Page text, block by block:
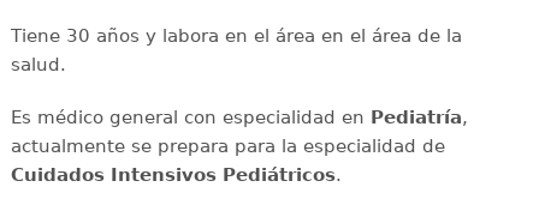
Tiene 30 años y labora en el área en el área de la
salud.
Es médico general con especialidad en Pediatría,
actualmente se prepara para la especialidad de
Cuidados Intensivos Pediátricos.